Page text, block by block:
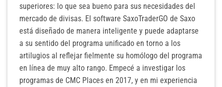
superiores: lo que sea bueno para sus necesidades del
mercado de divisas. El software SaxoTraderGO de Saxo
está diseñado de manera inteligente y puede adaptarse
a su sentido del programa unificado en torno a los
artilugios al reflejar fielmente su homólogo del programa
en línea de muy alto rango. Empecé a investigar los
programas de CMC Places en 2017, y en mi experiencia